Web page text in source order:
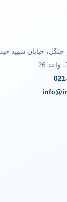
خیابان شهید